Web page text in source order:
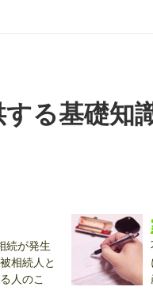
る基礎知
続が発生
相続人と
人のこ